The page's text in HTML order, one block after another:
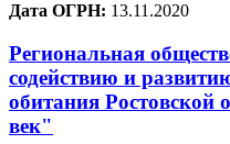
Дата ОГРН: 13.11.2020
Региональная
содействию и
обитания
век"